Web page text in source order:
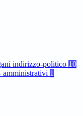
indirizzo-politico 10
amministrativi 1